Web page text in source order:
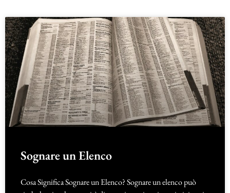
Sognare un Elenco
Cosa Significa Sognare un Elenco? Sognare un elenco può